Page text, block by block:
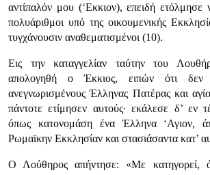
αντίπαλόν μου (‘Εκκιον), επειδή ετόλμησε
πολυάριθμοι υπό της οικουμενικής
τυγχάνουσιν αναθεματισμένοι (10).
Εις την καταγγελίαν ταύτην του
απολογηθή ο Έκκιος, ειπών ότι δεν
ανεγνωρισμένους Έλληνας Πατέρας και
πάντοτε ετίμησεν αυτούς· εκάλεσε δ’ εν
όπως κατονομάση ένα Έλληνα ‘Αγιον,
Ρωμαϊκην Εκκλησίαν και στασιάσαντα κατ’
Ο Λούθηρος απήντησε: «Με κατηγορεί,